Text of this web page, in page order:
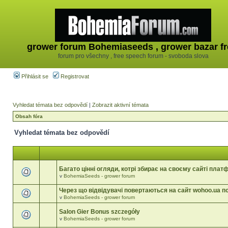
grower forum Bohemiaseeds , grower bazar
forum pro všechny , free speech forum - svoboda slova
Přihlásit se Registrovat
Vyhledat témata bez odpovědí | Zobrazit aktivní témata
Obsah fóra
Vyhledat témata bez odpovědí
Багато цінні огляди, котрі збирає на своєму сайті
v BohemiaSeeds - grower forum
Через що відвідувачі повертаються на сайт wohoo.ua
v BohemiaSeeds - grower forum
Salon Gier Bonus szczegóły
v BohemiaSeeds - grower forum